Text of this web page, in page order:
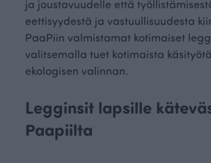
ja joustavuudelle että
eettisyydestä ja vastuullisuudesta
PaaPiin valmistamat kotimaiset
valitsemalla tuet kotimaista
ekologisen valinnan.
Legginsit lapsille
Paapiilta